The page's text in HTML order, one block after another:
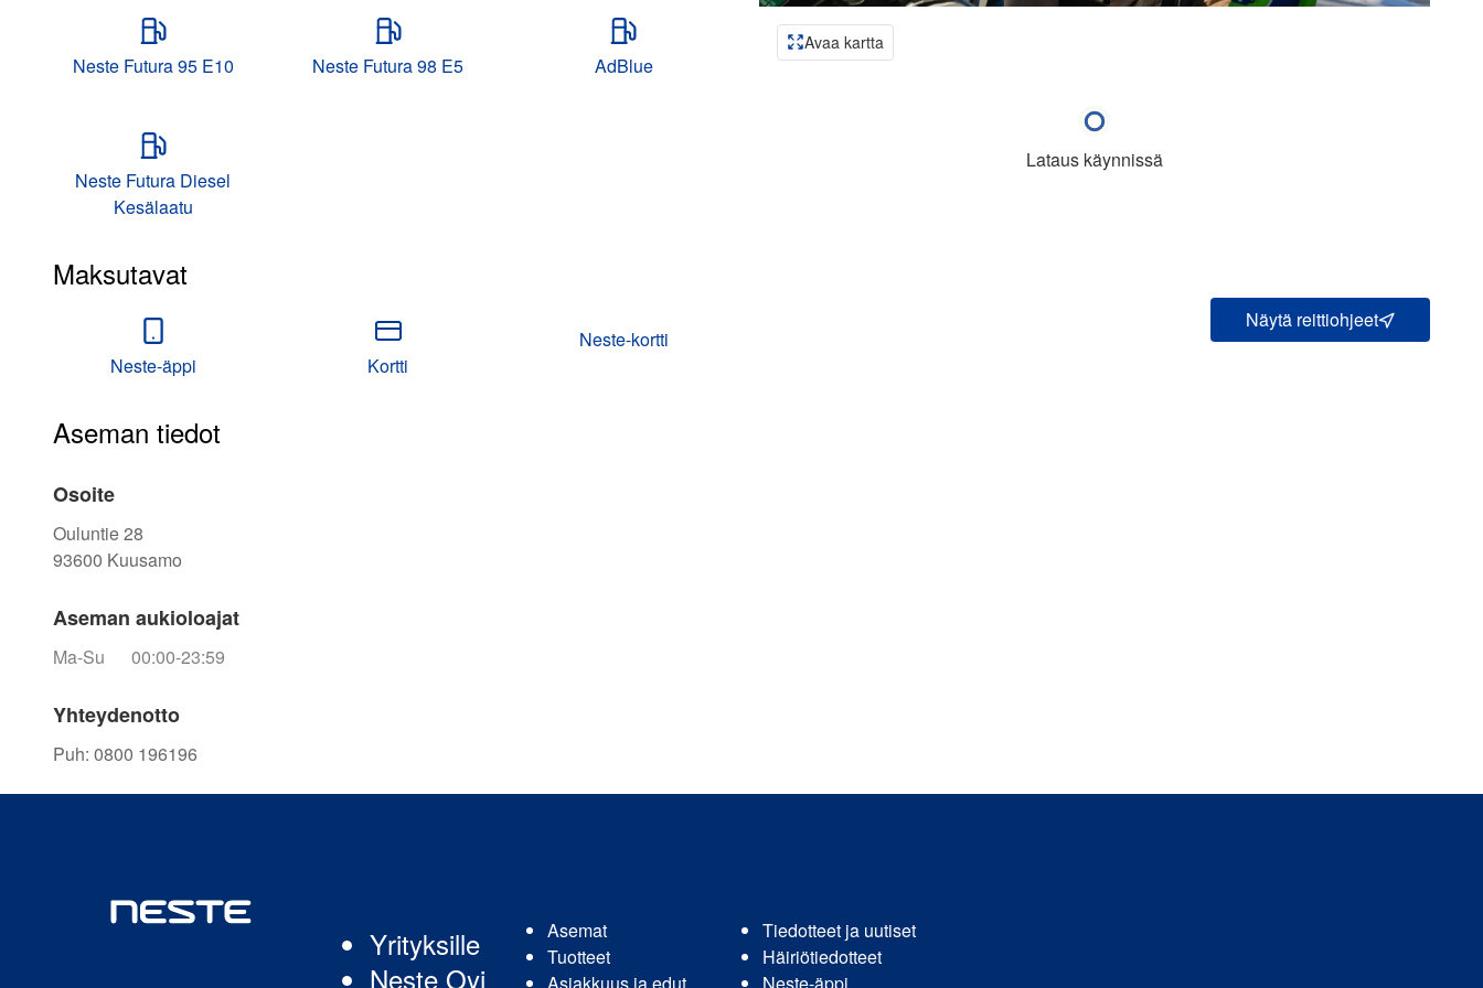
Neste Futura 95 E10 Neste Futura 98 E5 AdBlue
Neste Futura Diesel
Kesälaatu
Maksutavat
Neste-äppi Kortti
Neste-kortti
Aseman tiedot
Osoite
Ouluntie 28
93600 Kuusamo
Aseman aukioloajat
Ma-Su 00:00-23:59
Yhteydenotto
Puh: 0800 196196
Lataus käynnissä
Avaa kartta
Näytä reittiohjeet
Yrityksille
Neste Oyj
Asemat
Tuotteet
Tiedotteet ja uutiset
Häiriötiedotteet